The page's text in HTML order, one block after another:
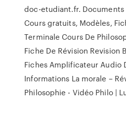
doc-etudiant.fr.
Cours gratuits, Modèles,
Terminale Cours De
Fiche De Révision Revision
Fiches Amplificateur Audio
Informations La morale –
Philosophie - Vidéo Philo |